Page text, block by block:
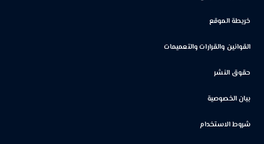
خريطة الموقع
القوانين والقرارات والتعميمات
حقوق النشر
بيان الخصوصية
شروط الاستخدام